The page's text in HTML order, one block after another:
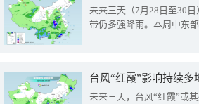
未来三天（7月28日至30
带仍多强降雨。本周中东
台风“红霞”影响持续
未来三天，台风“红霞”或